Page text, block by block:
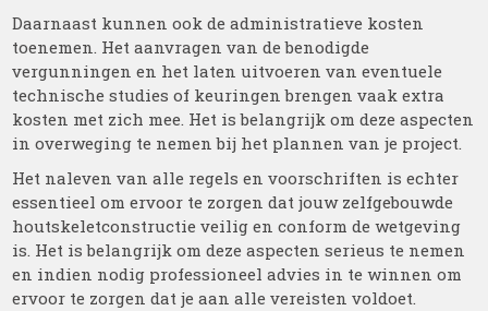
Daarnaast kunnen ook de administratieve kosten
toenemen. Het aanvragen van de benodigde
vergunningen en het laten uitvoeren van eventuele
technische studies of keuringen brengen vaak extra
kosten met zich mee. Het is belangrijk om deze aspecten
in overweging te nemen bij het plannen van je project.
Het naleven van alle regels en voorschriften is echter
essentieel om ervoor te zorgen dat jouw zelfgebouwde
houtskeletconstructie veilig en conform de wetgeving
is. Het is belangrijk om deze aspecten serieus te nemen
en indien nodig professioneel advies in te winnen om
ervoor te zorgen dat je aan alle vereisten voldoet.